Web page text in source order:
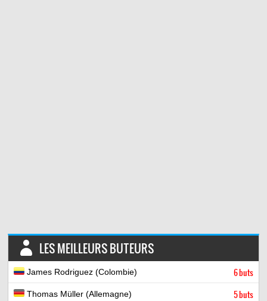
LES MEILLEURS BUTEURS
James Rodriguez (Colombie) 6 buts
Thomas Müller (Allemagne) 5 buts